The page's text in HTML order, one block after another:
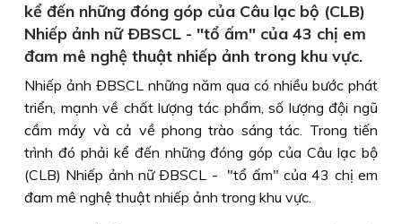
kể đến những đóng góp của Câu lạc bộ (CLB)
Nhiếp ảnh nữ ÐBSCL - "tổ ấm" của 43 chị em
đam mê nghệ thuật nhiếp ảnh trong khu vực.
Nhiếp ảnh ÐBSCL những năm qua có nhiều bước phát
triển, mạnh về chất lượng tác phẩm, số lượng đội ngũ
cầm máy và cả về phong trào sáng tác. Trong tiến
trình đó phải kể đến những đóng góp của Câu lạc bộ
(CLB) Nhiếp ảnh nữ ÐBSCL - "tổ ấm" của 43 chị em
đam mê nghệ thuật nhiếp ảnh trong khu vực.